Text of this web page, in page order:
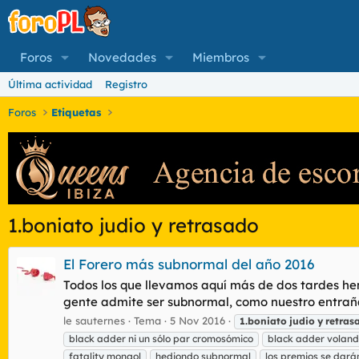
Foros Novedades Miembros
Última actividad Registro
Foros Etiquetas
1.boniato judio y retrasado
El Forero más subnormal del año 2016
Todos los que llevamos aquí más de dos tardes
gente admite ser subnormal, como nuestro
le sauternes Tema 5 Nov 2016 1.boniato judio y
black adder ni un sólo par cromosómico
black adder
fatality mongol
hediondo subnormal los premios se